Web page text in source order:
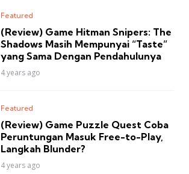
Featured
(Review) Game Hitman Snipers: The
Shadows Masih Mempunyai “Taste”
yang Sama Dengan Pendahulunya
4 years ago
Featured
(Review) Game Puzzle Quest Coba
Peruntungan Masuk Free-to-Play,
Langkah Blunder?
4 years ago